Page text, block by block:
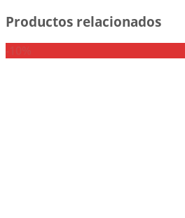
Productos relacionados